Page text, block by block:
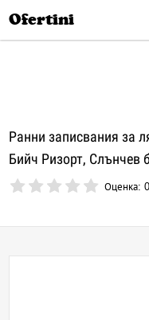
Ofertini
Ранни записвания за
Бийч Ризорт, Слънчев
Оценка:0